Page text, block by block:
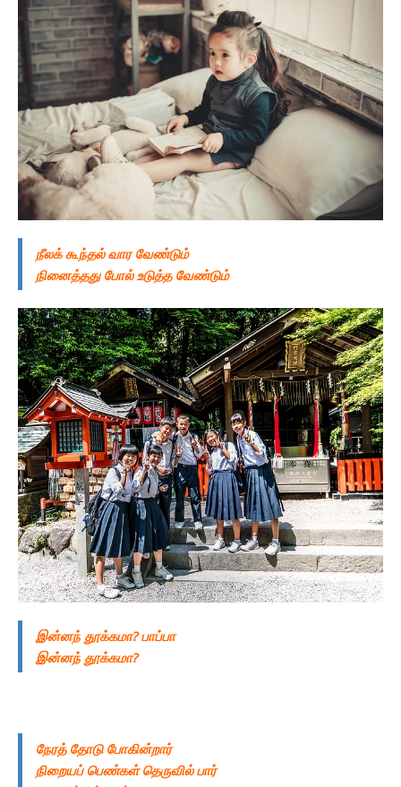
நீலக் கூந்தல் வார வேண்டும்
நினைத்தது போல் உடுத்த வேண்டும்
இன்னந் தூக்கமா? பாப்பா
இன்னந் தூக்கமா?
நேரத் தோடு போகின்றார்
நிறையப் பெண்கள் தெருவில் பார்